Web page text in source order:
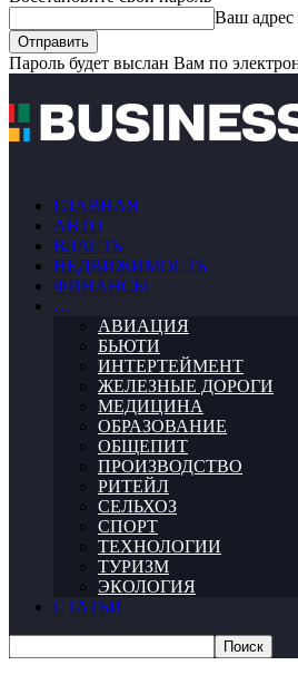
Ваш адрес
Пароль будет выслан Вам по
ГЛАВНАЯ
АВТО
ВЛАСТЬ
НЕДВИЖИМОСТЬ
ФИНАНСЫ
…
АВИАЦИЯ
БЬЮТИ
ИНТЕРТЕЙМЕНТ
ЖЕЛЕЗНЫЕ ДОРОГИ
МЕДИЦИНА
ОБРАЗОВАНИЕ
ОБЩЕПИТ
ПРОИЗВОДСТВО
РИТЕЙЛ
СЕЛЬХОЗ
СПОРТ
ТЕХНОЛОГИИ
ТУРИЗМ
ЭКОЛОГИЯ
СТАТЬИ